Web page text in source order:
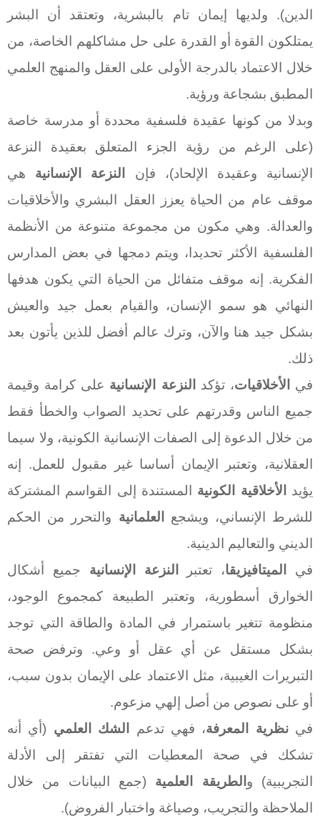
الدين). ولديها إيمان تام بالبشرية، وتعتقد أن البشر
يمتلكون القوة أو القدرة على حل مشاكلهم الخاصة، من
خلال الاعتماد بالدرجة الأولى على العقل والمنهج العلمي
المطبق بشجاعة ورؤية.
وبدلا من كونها عقيدة فلسفية محددة أو مدرسة خاصة
(على الرغم من رؤية الجزء المتعلق بعقيدة النزعة
الإنسانية وعقيدة الإلحاد)، فإن
النزعة الإنسانية هي
موقف عام من الحياة يعزز العقل البشري والأخلاقيات
والعدالة. وهي مكون من مجموعة متنوعة من الأنظمة
الفلسفية الأكثر تحديدا، ويتم دمجها في بعض المدارس
الفكرية. إنه موقف متفائل من الحياة التي يكون هدفها
النهائي هو سمو الإنسان، والقيام بعمل جيد والعيش
بشكل جيد هنا والآن، وترك عالم أفضل للذين يأتون بعد
ذلك.
في
الأخلاقيات، تؤكد النزعة الإنسانية على كرامة وقيمة
جميع الناس وقدرتهم على تحديد الصواب والخطأ فقط
من خلال الدعوة إلى الصفات الإنسانية الكونية، ولا سيما
العقلانية، وتعتبر الإيمان أساسا غير مقبول للعمل. إنه
يؤيد
الأخلاقية الكونية المستندة إلى القواسم المشتركة
للشرط الإنساني، ويشجع
العلمانية والتحرر من الحكم
الديني والتعاليم الدينية.
في
الميتافيزيقا، تعتبر النزعة الإنسانية جميع أشكال
الخوارق أسطورية، وتعتبر الطبيعة كمجموع الوجود،
منظومة تتغير باستمرار في المادة والطاقة التي توجد
بشكل مستقل عن أي عقل أو وعي. وترفض صحة
التبريرات الغيبية، مثل الاعتماد على الإيمان بدون سبب،
أو على نصوص من أصل إلهي مزعوم.
فينظرية المعرفة، فهي تدعم الشك العلمي (أي أنه
تشكك في صحة المعطيات التي تفتقر إلى الأدلة
التجريبية) و الطريقة العلمية (جمع البيانات من خلال
الملاحظة والتجريب، وصياغة واختبار الفروض).